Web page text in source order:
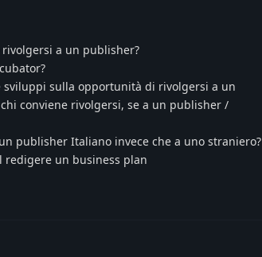
a un publisher?
sulla opportunità di rivolgersi a un
conviene rivolgersi, se a un publisher /
publisher Italiano invece che a uno straniero?
redigere un business plan